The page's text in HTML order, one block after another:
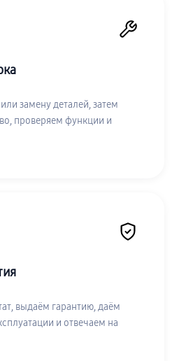
замену деталей, затем
проверяем функции и
выдаём гарантию, даём
и отвечаем на